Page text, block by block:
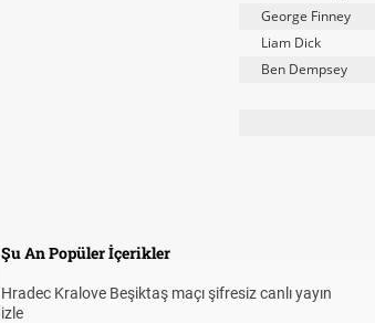
George Finney
Liam Dick
Ben Dempsey
Şu An Popüler İçerikler
Hradec Kralove Beşiktaş maçı şifresiz canlı yayın
izle